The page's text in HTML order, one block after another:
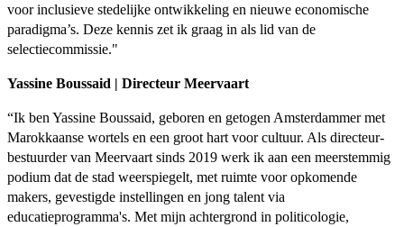
voor inclusieve stedelijke ontwikkeling en nieuwe economische
paradigma’s. Deze kennis zet ik graag in als lid van de
selectiecommissie."
Yassine Boussaid | Directeur Meervaart
“Ik ben Yassine Boussaid, geboren en getogen Amsterdammer met
Marokkaanse wortels en een groot hart voor cultuur. Als directeur-
bestuurder van Meervaart sinds 2019 werk ik aan een meerstemmig
podium dat de stad weerspiegelt, met ruimte voor opkomende
makers, gevestigde instellingen en jong talent via
educatieprogramma's. Met mijn achtergrond in politicologie,